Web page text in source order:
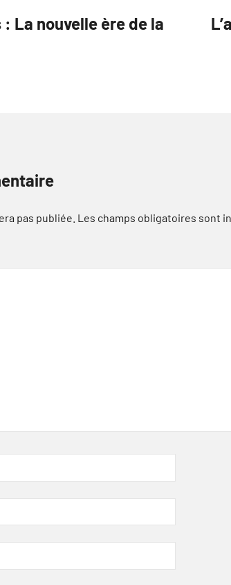
La nouvelle ère de la
pas publiée. Les champs obligatoires sont